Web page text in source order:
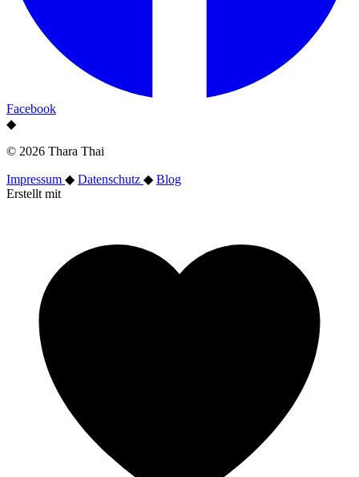
Facebook
◆
© 2026 Thara Thai
Impressum ◆ Datenschutz ◆ Blog
Erstellt mit